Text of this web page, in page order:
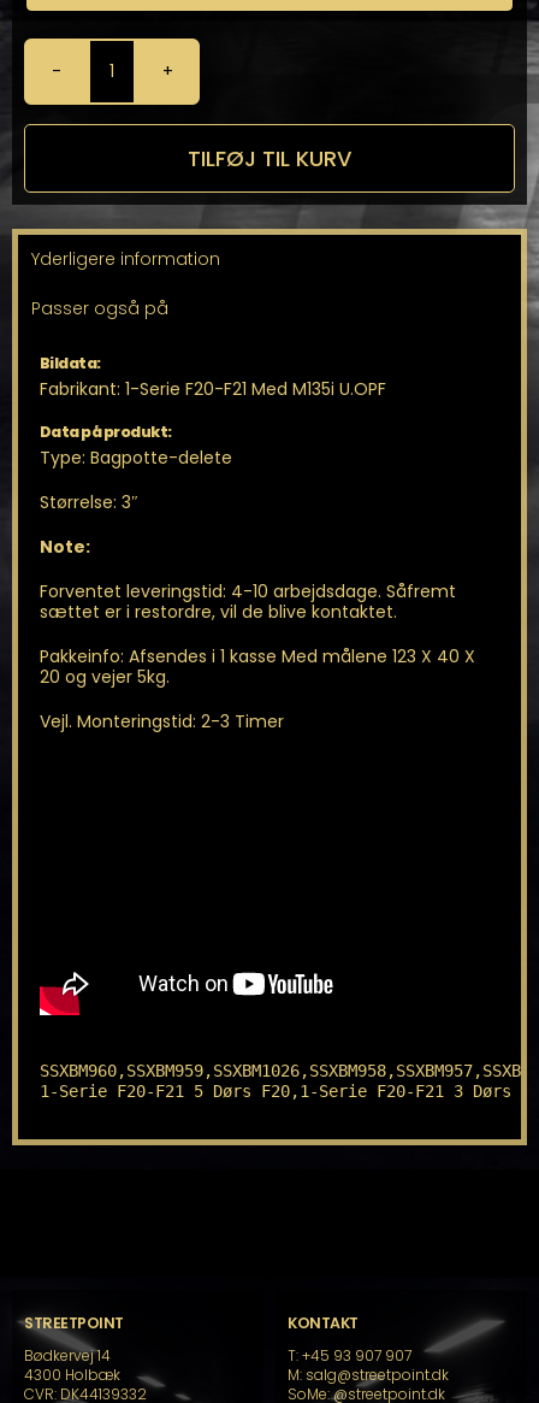
Milltek
Bagpotte-
delete
Serie
F21
ikke
xDrive
TILFØJ TIL KURV
Yderligere information
Passer også på
Bildata:
Fabrikant: 1-Serie F20-F21 Med M135i U.OPF
Data på produkt:
Type: Bagpotte-delete
Størrelse: 3″
Note:
Forventet leveringstid: 4-10 arbejdsdage. Såfremt
sættet er i restordre, vil de blive kontaktet.
Pakkeinfo: Afsendes i 1 kasse Med målene 123 X 40 X
20 og vejer 5kg.
Vejl. Monteringstid: 2-3 Timer
1-Serie F20-F21 5 Dørs F20,1-Serie F20-F21 3 Dørs
STREETPOINT
Bødkervej 14
4300 Holbæk
CVR: DK44139332
KONTAKT
T: +45 93 907 907
M: salg@streetpoint.dk
SoMe:@streetpoint.dk